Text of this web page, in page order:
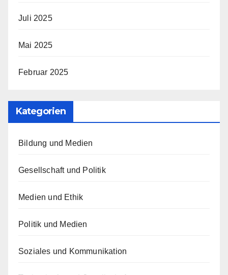
Juli 2025
Mai 2025
Februar 2025
Kategorien
Bildung und Medien
Gesellschaft und Politik
Medien und Ethik
Politik und Medien
Soziales und Kommunikation